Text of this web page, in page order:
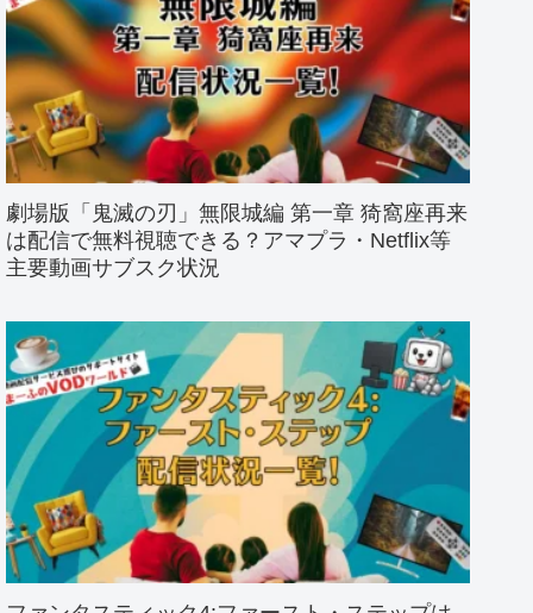
劇場版「鬼滅の刃」無限城編 第一章 猗窩座再来
は配信で無料視聴できる？アマプラ・Netflix等
主要動画サブスク状況